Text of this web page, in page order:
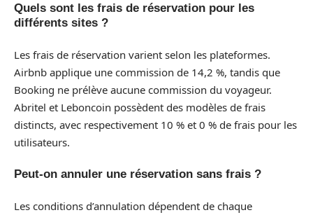
Quels sont les frais de réservation pour les
différents sites ?
Les frais de réservation varient selon les plateformes.
Airbnb applique une commission de 14,2 %, tandis que
Booking ne prélève aucune commission du voyageur.
Abritel et Leboncoin possèdent des modèles de frais
distincts, avec respectivement 10 % et 0 % de frais pour les
utilisateurs.
Peut-on annuler une réservation sans frais ?
Les conditions d’annulation dépendent de chaque